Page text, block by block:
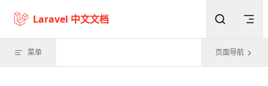
Skip to content
Laravel 中文文档
菜单 页面导航